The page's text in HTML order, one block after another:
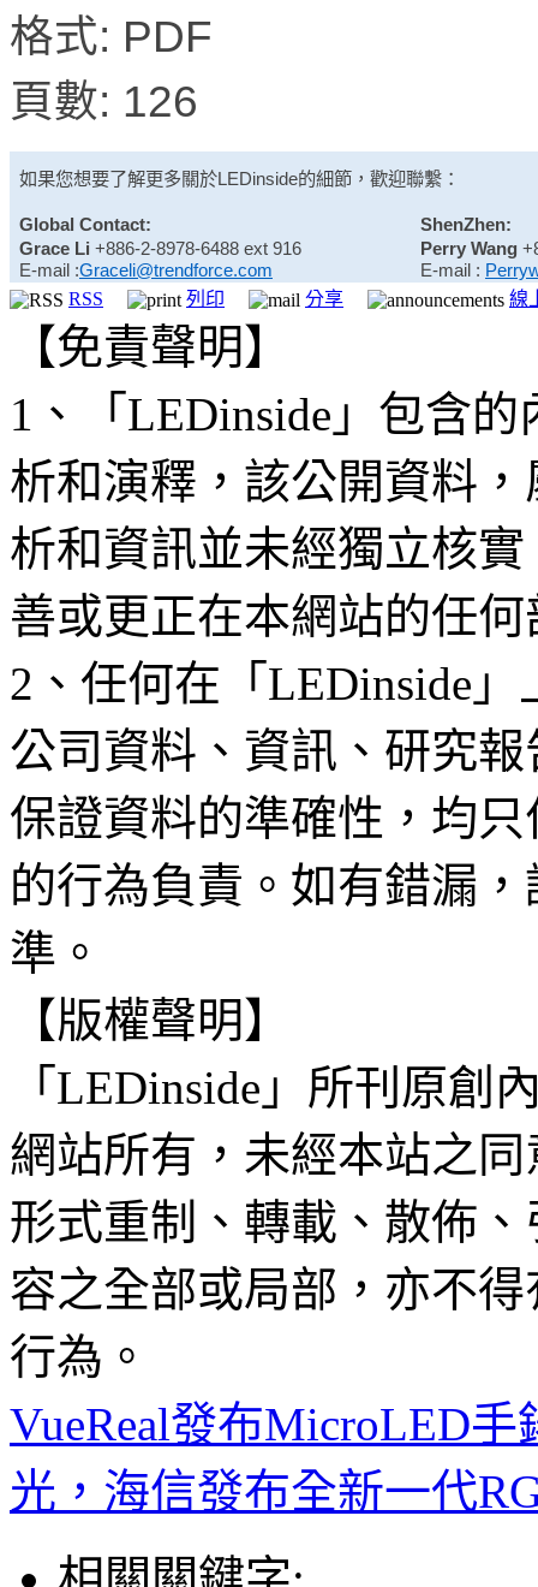
格式: PDF
頁數: 126
如果您想要了解更多關於LEDinside的細節，歡迎聯繫：
Global Contact:
ShenZhen:
Grace Li +886-2-8978-6488 ext 916
E-mail :Graceli@trendforce.com
Perry Wang
E-mail :
RSS
列印 分享 線
【免責聲明】
1、「LEDinside」包含
析和演釋，該公開資料
析和資訊並未經獨立核
善或更正在本網站的任
2、任何在「LEDinside
公司資料、資訊、研究
保證資料的準確性，均
的行為負責。如有錯漏
準。
【版權聲明】
「LEDinside」所刊原創
網站所有，未經本站之
形式重制、轉載、散佈
容之全部或局部，亦不
行為。
VueReal發布MicroLED
光，海信發布全新一代